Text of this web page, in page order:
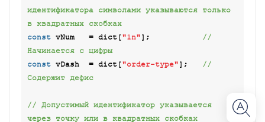
идентификатора символами указываются только
в квадратных скобках
const vNum   = dict["1n"]; //
Начинается с цифры
const vDash  = dict["order-type"]; //
Содержит дефис
// Допустимый идентификатор указывается
через точку или в квадратных скобках